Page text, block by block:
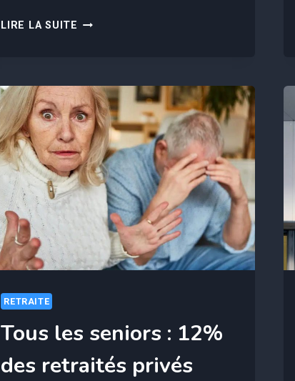
LIRE LA SUITE BONNE
MILLIONS
DE
RETRAITÉS
:
VOTRE
PENSION
SERA
VERSÉE
PLUS
JUIN
RETRAITE
Tous les seniors : 12%
des retraités privés